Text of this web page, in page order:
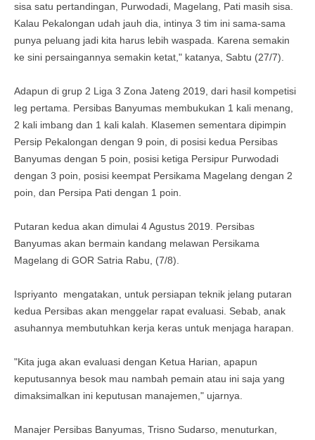
sisa satu pertandingan, Purwodadi, Magelang, Pati masih sisa.
Kalau Pekalongan udah jauh dia, intinya 3 tim ini sama-sama
punya peluang jadi kita harus lebih waspada. Karena semakin
ke sini persaingannya semakin ketat," katanya, Sabtu (27/7).
Adapun di grup 2 Liga 3 Zona Jateng 2019, dari hasil kompetisi
leg pertama. Persibas Banyumas membukukan 1 kali menang,
2 kali imbang dan 1 kali kalah. Klasemen sementara dipimpin
Persip Pekalongan dengan 9 poin, di posisi kedua Persibas
Banyumas dengan 5 poin, posisi ketiga Persipur Purwodadi
dengan 3 poin, posisi keempat Persikama Magelang dengan 2
poin, dan Persipa Pati dengan 1 poin.
Putaran kedua akan dimulai 4 Agustus 2019. Persibas
Banyumas akan bermain kandang melawan Persikama
Magelang di GOR Satria Rabu, (7/8).
Ispriyanto mengatakan, untuk persiapan teknik jelang putaran
kedua Persibas akan menggelar rapat evaluasi. Sebab, anak
asuhannya membutuhkan kerja keras untuk menjaga harapan.
"Kita juga akan evaluasi dengan Ketua Harian, apapun
keputusannya besok mau nambah pemain atau ini saja yang
dimaksimalkan ini keputusan manajemen," ujarnya.
Manajer Persibas Banyumas, Trisno Sudarso, menuturkan,